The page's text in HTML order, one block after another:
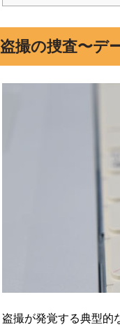
盗撮の捜査〜デ
盗撮が発覚する典型的